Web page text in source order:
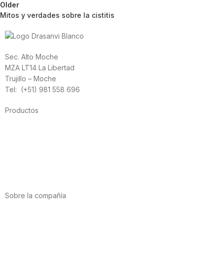
Older
Mitos y verdades sobre la cistitis
Sec. Alto Moche
MZA LT14 La Libertad
Trujillo – Moche
Tel: (+51) 981 558 696
Productos
Sobre la compañía